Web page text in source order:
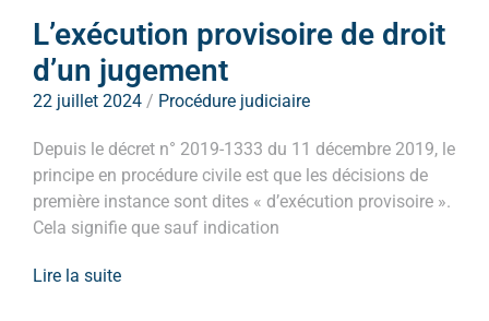
L’exécution provisoire de droit
d’un jugement
22 juillet 2024 / Procédure judiciaire
Depuis le décret n° 2019-1333 du 11 décembre 2019, le
principe en procédure civile est que les décisions de
première instance sont dites « d’exécution provisoire ».
Cela signifie que sauf indication
Lire la suite